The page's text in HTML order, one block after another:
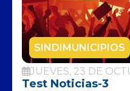
SINDIMUNICIPIOS
JUEVES, 23 DE
Test Noticias-3